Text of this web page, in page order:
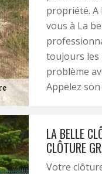
propriété. A
vous à La
toujours les
problème
Appelez
LA BELLE
CLÔTURE
Votre